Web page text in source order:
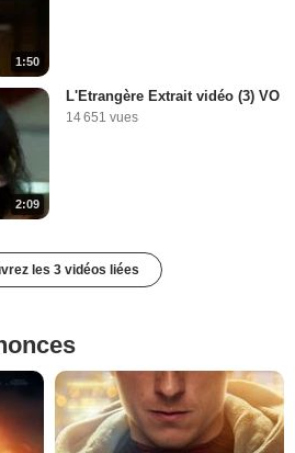
1:50
2:09
L'Etrangère Extrait vidéo (3) VO
14 651 vues
les 3 vidéos liées